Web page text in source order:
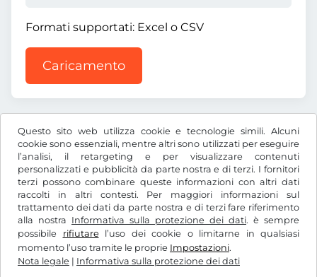
Questo sito web utilizza cookie e tecnologie simili. Alcuni
cookie sono essenziali, mentre altri sono utilizzati per eseguire
l’analisi, il retargeting e per visualizzare contenuti
personalizzati e pubblicità da parte nostra e di terzi. I fornitori
terzi possono combinare queste informazioni con altri dati
raccolti in altri contesti. Per maggiori informazioni sul
trattamento dei dati da parte nostra e di terzi fare riferimento
alla nostra Informativa sulla protezione dei dati. è sempre
possibile rifiutarel’uso dei cookie o limitarne in qualsiasi
momento l’uso tramite le proprie Impostazioni.
Nota legale | Informativa sulla protezione dei dati
Formati supportati: Excel o CSV
Caricamento
CHF
Facebook Instagram
CGC / Diritto di recesso
Informativa sulla protezione dei dati